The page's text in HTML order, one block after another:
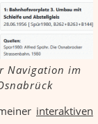
Navigation im
interaktiven